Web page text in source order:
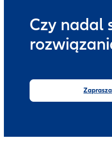
Czy nadal